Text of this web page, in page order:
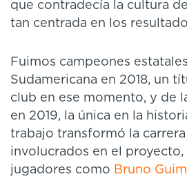
que contradecía la cultura
tan centrada en los
Fuimos campeones
Sudamericana en 2018, un
club en ese momento, y de
en 2019, la única en la
trabajo transformó la
involucrados en el proyecto,
jugadores como Bruno